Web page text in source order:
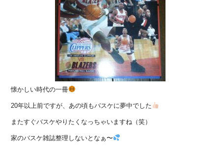
懐かしい時代の一冊
20年以上前ですが、あの頃もバスケに夢中でした
またすぐバスケやりたくなっちゃいますね（笑）
家のバスケ雑誌整理しないとなぁ〜